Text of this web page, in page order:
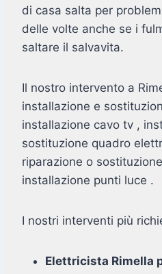
di casa salta per
delle volte anche se i
saltare il salvavita.
Il nostro intervento a
installazione e
installazione cavo tv ,
sostituzione quadro
riparazione o
installazione punti luce .
I nostri interventi più
Elettricista Rimella